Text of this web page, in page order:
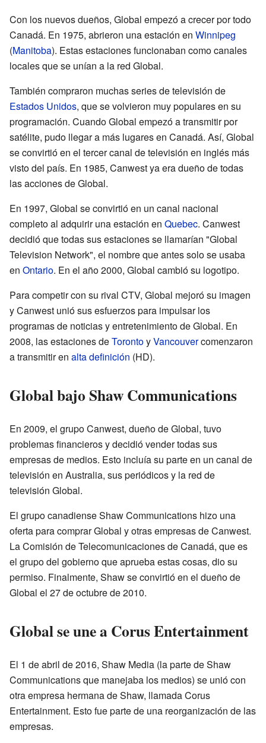
Con los nuevos dueños, Global empezó a crecer por todo
Canadá. En 1975, abrieron una estación en Winnipeg
(Manitoba). Estas estaciones funcionaban como canales
locales que se unían a la red Global.
También compraron muchas series de televisión de
Estados Unidos, que se volvieron muy populares en su
programación. Cuando Global empezó a transmitir por
satélite, pudo llegar a más lugares en Canadá. Así, Global
se convirtió en el tercer canal de televisión en inglés más
visto del país. En 1985, Canwest ya era dueño de todas
las acciones de Global.
En 1997, Global se convirtió en un canal nacional
completo al adquirir una estación en Quebec. Canwest
decidió que todas sus estaciones se llamarían "Global
Television Network", el nombre que antes solo se usaba
en Ontario. En el año 2000, Global cambió su logotipo.
Para competir con su rival CTV, Global mejoró su imagen
y Canwest unió sus esfuerzos para impulsar los
programas de noticias y entretenimiento de Global. En
2008, las estaciones deTorontoyVancouvercomenzaron
a transmitir en alta definición (HD).
Global bajo Shaw Communications
En 2009, el grupo Canwest, dueño de Global, tuvo
problemas financieros y decidió vender todas sus
empresas de medios. Esto incluía su parte en un canal de
televisión en Australia, sus periódicos y la red de
televisión Global.
El grupo canadiense Shaw Communications hizo una
oferta para comprar Global y otras empresas de Canwest.
La Comisión de Telecomunicaciones de Canadá, que es
el grupo del gobierno que aprueba estas cosas, dio su
permiso. Finalmente, Shaw se convirtió en el dueño de
Global el 27 de octubre de 2010.
Global se une a Corus Entertainment
El 1 de abril de 2016, Shaw Media (la parte de Shaw
Communications que manejaba los medios) se unió con
otra empresa hermana de Shaw, llamada Corus
Entertainment. Esto fue parte de una reorganización de las
empresas.